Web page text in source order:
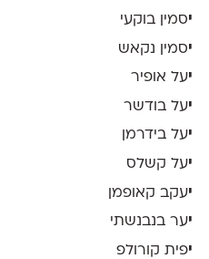
יסמין בוקעי
יסמין נקאש
יעל אופיר
יעל בודשר
יעל בידרמן
יעל קשלס
יעקב קאופמן
יער בנבנשתי
יפית קורולפ